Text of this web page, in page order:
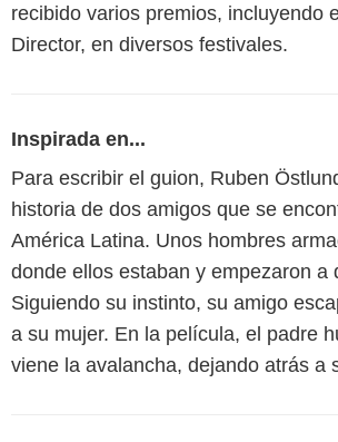
recibido varios premios, incluyendo
Director, en diversos festivales.
Inspirada en...
Para escribir el guion, Ruben
historia de dos amigos que se
América Latina. Unos hombres
donde ellos estaban y empezaron a
Siguiendo su instinto, su amigo
a su mujer. En la película, el padre
viene la avalancha, dejando atrás a